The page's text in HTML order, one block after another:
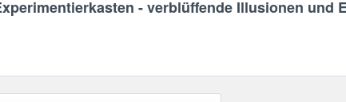
- verblüffende Illusionen und